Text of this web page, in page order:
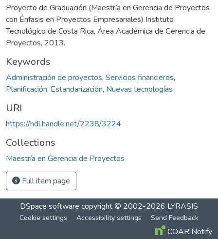
Proyecto de Graduación (Maestría en Gerencia de Proyectos
con Énfasis en Proyectos Empresariales) Instituto
Tecnológico de Costa Rica, Área Académica de Gerencia de
Proyectos, 2013.
Keywords
Administración de proyectos, Servicios financieros,
Planificación, Estandarización, Nuevas tecnologías
URI
https://hdl.handle.net/2238/3224
Collections
Maestría en Gerencia de Proyectos
Full item page
DSpace software copyright © 2002-2026 LYRASIS
Cookie settings Accessibility settings Send Feedback
COAR Notify